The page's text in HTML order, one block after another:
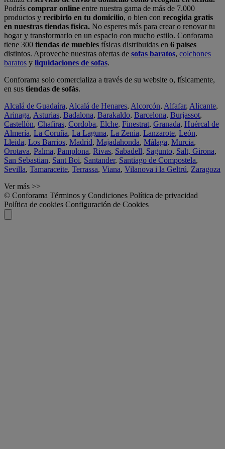
Podrás comprar online entre nuestra gama de más de 7.000
productos y recibirlo en tu domicilio, o bien con recogida gratis
en nuestras tiendas física. No esperes más para crear o renovar tu
hogar y transformarlo en un espacio con mucho estilo. Conforama
tiene 300 tiendas de muebles físicas distribuidas en 6 países
distintos. Aproveche nuestras ofertas de sofas baratos, colchones
baratos y liquidaciones de sofas.
Conforama solo comercializa a través de su website o, físicamente,
en sus tiendas de sofás.
Alcalá de Guadaíra, Alcalá de Henares, Alcorcón, Alfafar, Alicante,
Arinaga, Asturias, Badalona, Barakaldo, Barcelona, Burjassot,
Castellón, Chafiras, Cordoba, Elche, Finestrat, Granada, Huércal de
Almería, La Coruña, La Laguna, La Zenia, Lanzarote, León,
Lleida, Los Barrios, Madrid, Majadahonda, Málaga, Murcia,
Orotava, Palma, Pamplona, Rivas, Sabadell, Sagunto, Salt, Girona,
San Sebastian, Sant Boi, Santander, Santiago de Compostela,
Sevilla, Tamaraceite, Terrassa, Viana, Vilanova i la Geltrú, Zaragoza
Ver más >>
© Conforama Términos y Condiciones Política de privacidad
Política de cookies Configuración de Cookies